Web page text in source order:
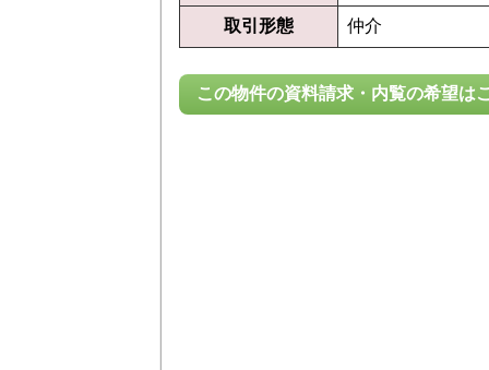
取引形態 仲介
この物件の資料請求・内覧の希望は